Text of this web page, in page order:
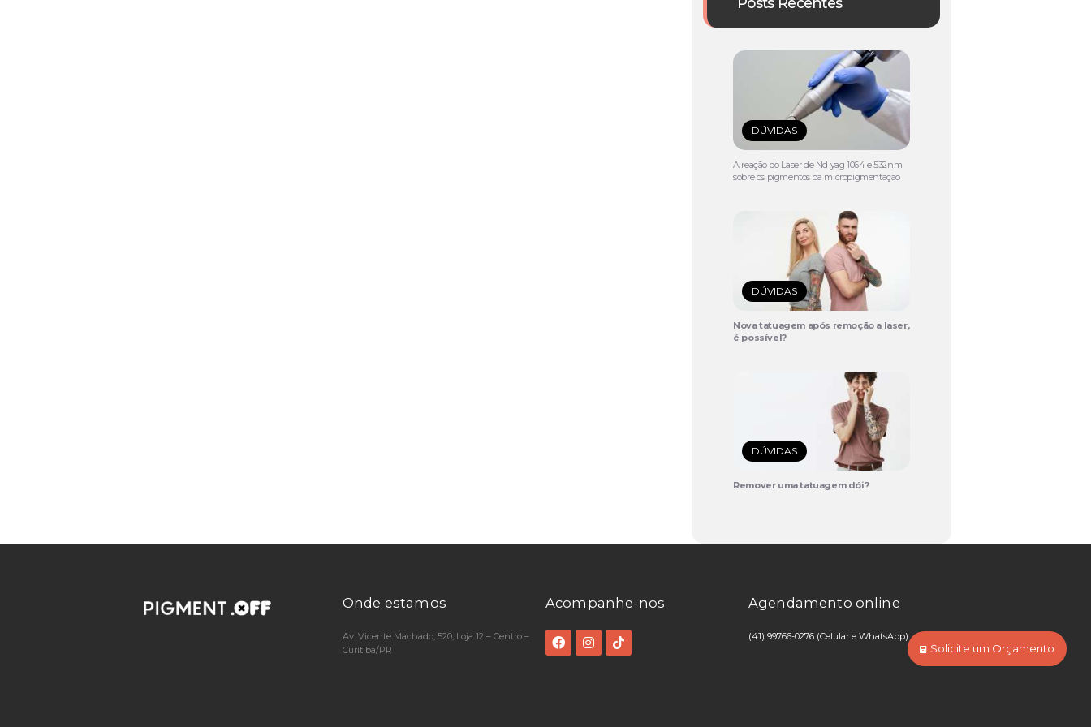
DÚVIDAS
A reação do Laser de Nd yag 1064 e 532nm
sobre os pigmentos da micropigmentação
DÚVIDAS
Nova tatuagem após remoção a laser,
é possível?
DÚVIDAS
Remover uma tatuagem dói?
Onde estamos
Av. Vicente Machado, 520, Loja 12 – Centro –
Curitiba/PR
Acompanhe-nos Agendamento online
(41) 99766-0276 (Celular e WhatsApp)
Solicite um Orçamento